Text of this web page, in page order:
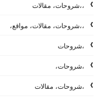
،،شروحات، مقالات
،،شروحات، مقالات، مواقع،
،شروحات
،شروحات،
،شروحات، مقالات